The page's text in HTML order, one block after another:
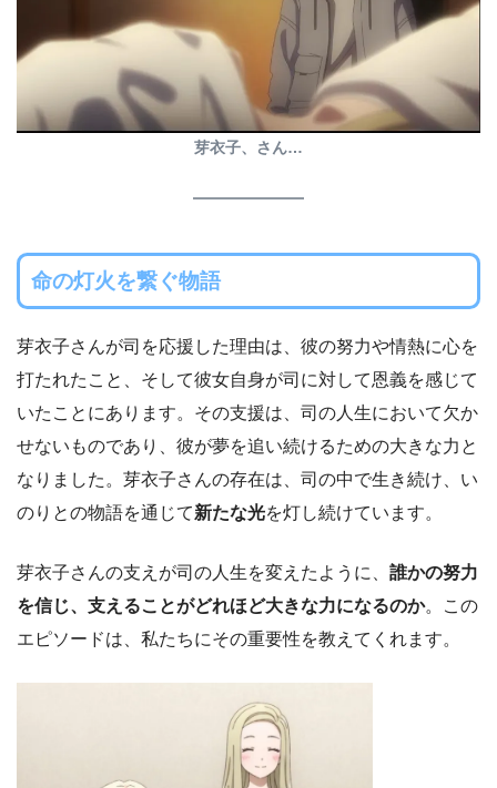
芽衣子、さん…
命の灯火を繋ぐ物語
芽衣子さんが司を応援した理由は、彼の努力や情熱に心を
打たれたこと、そして彼女自身が司に対して恩義を感じて
いたことにあります。その支援は、司の人生において欠か
せないものであり、彼が夢を追い続けるための大きな力と
なりました。芽衣子さんの存在は、司の中で生き続け、い
のりとの物語を通じて新たな光を灯し続けています。
芽衣子さんの支えが司の人生を変えたように、 誰かの努力
を信じ、支えることがどれほど大きな力になるのか。この
エピソードは、私たちにその重要性を教えてくれます。